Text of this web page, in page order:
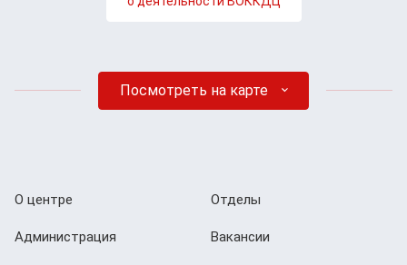
Посмотреть на карте
О центре
Администрация
Отделы
Вакансии